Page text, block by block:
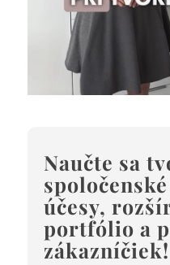
Naučte sa
účesy,
portfólio a
zákazníčiek!